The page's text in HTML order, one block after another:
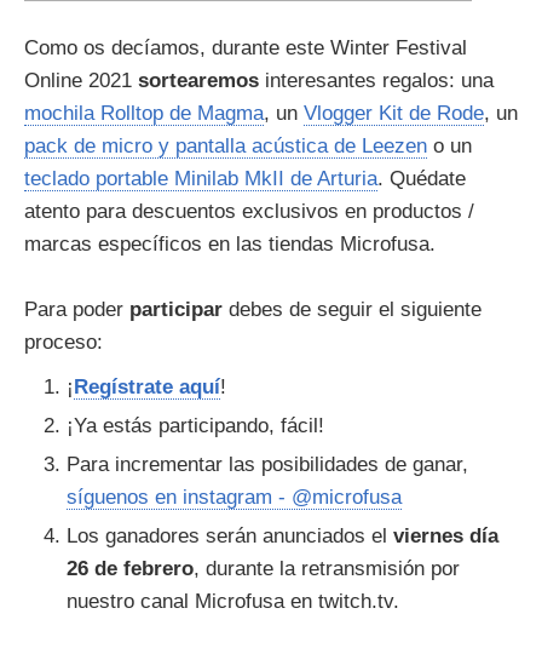
Como os decíamos, durante este Winter Festival
Online 2021 sortearemos interesantes regalos: una
mochila Rolltop de Magma, un Vlogger Kit de Rode, un
pack de micro y pantalla acústica de Leezen o un
teclado portable Minilab MkII de Arturia. Quédate
atento para descuentos exclusivos en productos /
marcas específicos en las tiendas Microfusa.
Para poder participar debes de seguir el siguiente
proceso:
¡Regístrate aquí!
¡Ya estás participando, fácil!
Para incrementar las posibilidades de ganar,
síguenos en instagram - @microfusa
Los ganadores serán anunciados el viernes día
26 de febrero, durante la retransmisión por
nuestro canal Microfusa en twitch.tv.